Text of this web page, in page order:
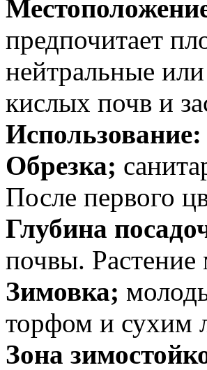
предпочитает
нейтральные
кислых почв и
Использование:
Обрезка;
После первого
Глубина
почвы.
Зимовка;
торфом и сухим
Зона